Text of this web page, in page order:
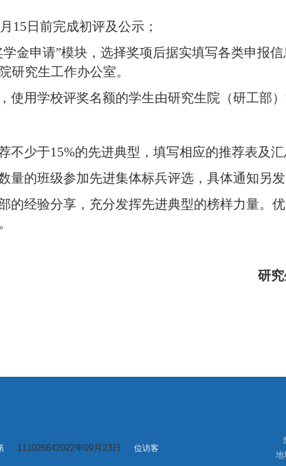
月 15 日前完成初评及公示；
金申请”模块，选择奖项后据实填写各类申报
研究生工作办公室。
使用学校评奖名额的学生由研究生院（研工部）
不少于15%的先进典型，填写相应的推荐表及汇
量的班级参加先进集体标兵评选，具体通知另发
的经验分享，充分发挥先进典型的榜样力量。
研究
111026642022年09月23日 位访客
地